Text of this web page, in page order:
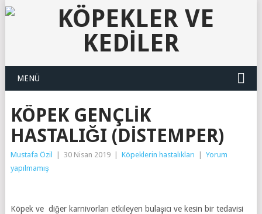
MENÜ
KÖPEK GENÇLIK
HASTALIĞI (DISTEMPER)
Mustafa Özil 30 Nisan 2019 Köpeklerin hastalıkları
Yorum
yapılmamış
Köpek ve diğer karnivorları etkileyen bulaşıcı ve kesin bir tedavisi